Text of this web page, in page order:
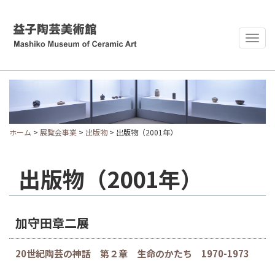
ホーム > 展覧会事業 > 出版物> 出版物（2001年）
出版物（2001年）
加守田章二展
20世紀陶芸の神話 第２章 生命のかたち 1970-1973